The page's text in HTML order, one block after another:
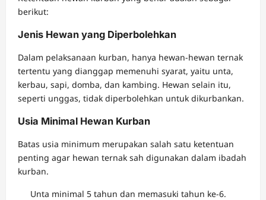
berikut:
Jenis Hewan yang Diperbolehkan
Dalam pelaksanaan kurban, hanya hewan-hewan ternak
tertentu yang dianggap memenuhi syarat, yaitu unta,
kerbau, sapi, domba, dan kambing. Hewan selain itu,
seperti unggas, tidak diperbolehkan untuk dikurbankan.
Usia Minimal Hewan Kurban
Batas usia minimum merupakan salah satu ketentuan
penting agar hewan ternak sah digunakan dalam ibadah
kurban.
Unta minimal 5 tahun dan memasuki tahun ke-6.